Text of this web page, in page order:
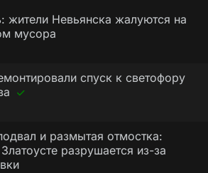
жители Невьянска жалуются на
мусора
спуск к светофору
и размытая отмостка:
разрушается из-за